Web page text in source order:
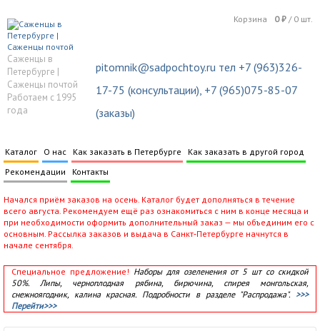
Саженцы в
Петербурге |
Саженцы почтой
Работаем с 1995
года
Корзина 0₽ / 0 шт.
pitomnik@sadpochtoy.ru тел +7 (963)326-
17-75 (консультации), +7 (965)075-85-07
(заказы)
Каталог О нас Как заказать в Петербурге
Как заказать в другой город
Рекомендации
Контакты
Начался приём заказов на осень. Каталог будет дополняться в течение
всего августа. Рекомендуем ещё раз ознакомиться с ним в конце месяца и
при необходимости оформить дополнительный заказ — мы объединим его с
основным. Рассылка заказов и выдача в Санкт‑Петербурге начнутся в
начале сентября.
Специальное предложение! Наборы для озеленения от 5 шт со скидкой
50%. Липы, черноплодная рябина, бирючина, спирея монгольская,
снежноягодник, калина красная. Подробности в разделе "Распродажа". >>>
Перейти>>>